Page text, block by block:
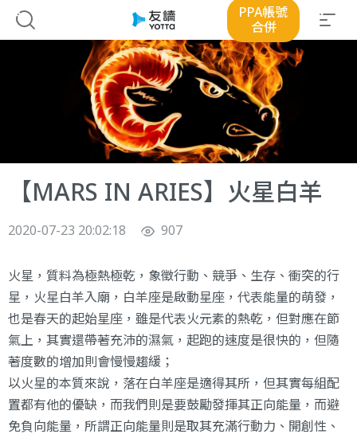
PPA帳號
合併
【MARS IN ARIES】火星白羊
2020-07-23 20:02:18 907
火星，質料為極熱極乾，象徵行動、競爭、生存、衝突的行
星，火星白羊入廟，白羊座是啟動星座，代表能量的萌發，
也是春天的起始星座，雖是代表火元素的熱乾，但對應在節
氣上，其實還帶著充沛的濕氣，起跑的速度是很快的，但隨
著度數的增加則會慢慢趨緩；
以火星的本質來說，落在白羊座是適得其所，但其實每組配
置都有他的優缺，而我們則是要鼓勵發揮其正向能量，而避
免負向能量，所謂正向能量則是取其充滿行動力、開創性、